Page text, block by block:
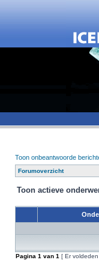
Toon onbeantwoorde
Forumoverzicht
Toon actieve
Pagina 1 van 1 [ Er